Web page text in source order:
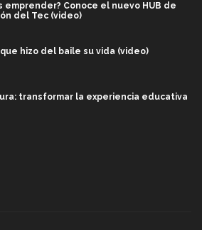
emprender? Conoce el nuevo HUB de
del Tec (video)
que hizo del baile su vida (video)
transformar la experiencia educativa